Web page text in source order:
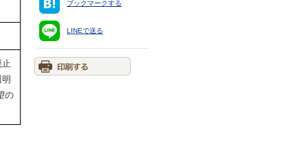
の
ブックマークする
LINEで送る